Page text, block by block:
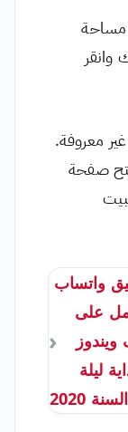
مساحة
وانقر
معروفة.
صفحة